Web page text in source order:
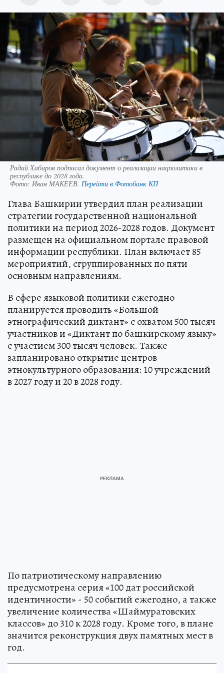
Радий Хабиров подписал документ о реализации нацполитики в
республике до 2028 года.
Фото: Иван МАКЕЕВ. Перейти в Фотобанк КП
Глава Башкирии утвердил план реализации
стратегии государственной национальной
политики на период 2026-2028 годов. Документ
размещен на официальном портале правовой
информации республики. План включает 85
мероприятий, сгруппированных по пяти
основным направлениям.
В сфере языковой политики ежегодно
планируется проводить «Большой
этнографический диктант» с охватом 500 тысяч
участников и «Диктант по башкирскому языку»
с участием 300 тысяч человек. Также
запланировано открытие центров
этнокультурного образования: 10 учреждений
в 2027 году и 20 в 2028 году.
По патриотическому направлению
предусмотрена серия «100 дат российской
идентичности» - 50 событий ежегодно, а также
увеличение количества «Шаймуратовских
классов» до 310 к 2028 году. Кроме того, в плане
значится реконструкция двух памятных мест в
год.